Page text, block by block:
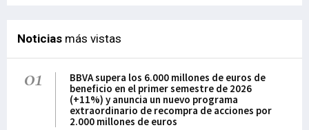
Noticias más vistas
01
BBVA supera los 6.000 millones de euros de
beneficio en el primer semestre de 2026
(+11%) y anuncia un nuevo programa
extraordinario de recompra de acciones por
2.000 millones de euros